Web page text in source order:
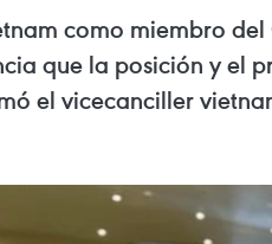
como miembro
que la posición y el
el vicecanciller